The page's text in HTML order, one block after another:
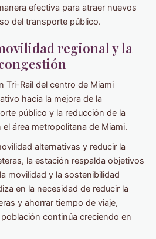
efectiva para atraer nuevos
del transporte público.
regional y la
Tri-Rail del centro de Miami
hacia la mejora de la
público y la reducción de la
área metropolitana de Miami.
alternativas y reducir la
la estación respalda objetivos
movilidad y la sostenibilidad
en la necesidad de reducir la
y ahorrar tiempo de viaje,
continúa creciendo en